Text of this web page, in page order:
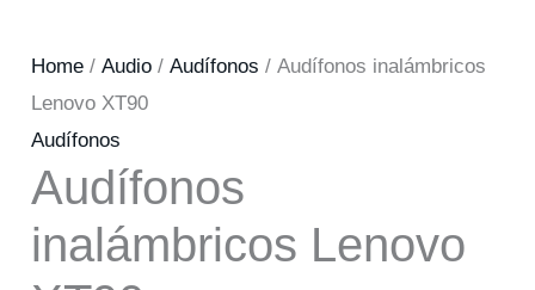
Home /Audio /Audífonos / Audífonos inalámbricos
Lenovo XT90
Audífonos
Audífonos
inalámbricos Lenovo